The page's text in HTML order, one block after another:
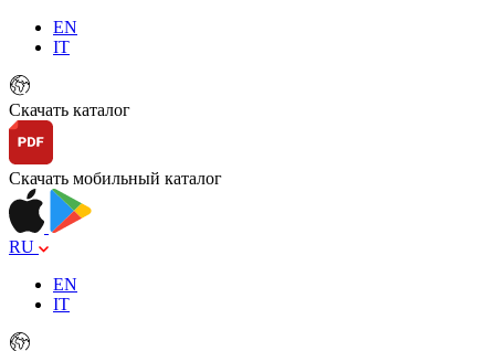
EN
IT
Скачать каталог
Скачать мобильный каталог
RU
EN
IT